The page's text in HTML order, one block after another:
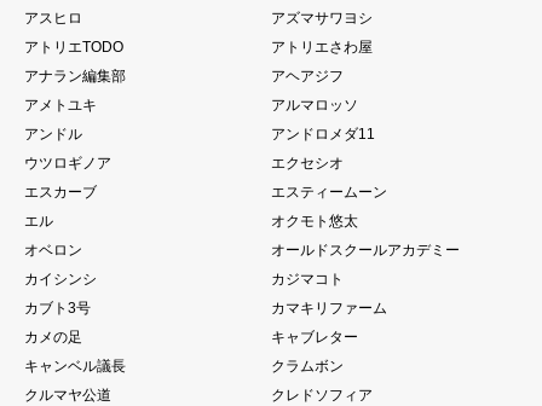
アスヒロ
アズマサワヨシ
アトリエTODO
アトリエさわ屋
アナラン編集部
アヘアジフ
アメトユキ
アルマロッソ
アンドル
アンドロメダ11
ウツロギノア
エクセシオ
エスカーブ
エスティームーン
エル
オクモト悠太
オベロン
オールドスクールアカデミー
カイシンシ
カジマコト
カブト3号
カマキリファーム
カメの足
キャブレター
キャンベル議長
クラムボン
クルマヤ公道
クレドソフィア